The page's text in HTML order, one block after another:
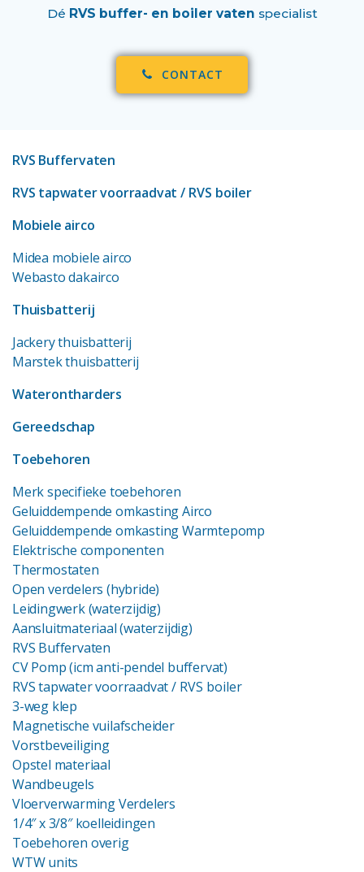
Dé RVS buffer- en boiler vaten specialist
CONTACT
RVS Buffervaten
RVS tapwater voorraadvat / RVS boiler
Mobiele airco
Midea mobiele airco
Webasto dakairco
Thuisbatterij
Jackery thuisbatterij
Marstek thuisbatterij
Waterontharders
Gereedschap
Toebehoren
Merk specifieke toebehoren
Geluiddempende omkasting Airco
Geluiddempende omkasting Warmtepomp
Elektrische componenten
Thermostaten
Open verdelers (hybride)
Leidingwerk (waterzijdig)
Aansluitmateriaal (waterzijdig)
RVS Buffervaten
CV Pomp (icm anti-pendel buffervat)
RVS tapwater voorraadvat/ RVS boiler
3-weg klep
Magnetische vuilafscheider
Vorstbeveiliging
Opstel materiaal
Wandbeugels
Vloerverwarming Verdelers
1/4″ x 3/8″ koelleidingen
Toebehoren overig
WTW units